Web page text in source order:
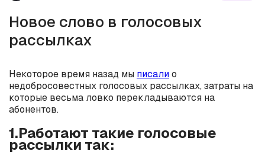
Новое слово в голосовых
рассылках
Некоторое время назад мы писалио
недобросовестных голосовых рассылках, затраты на
которые весьма ловко перекладываются на
абонентов.
1.Работают такие голосовые
рассылки так: